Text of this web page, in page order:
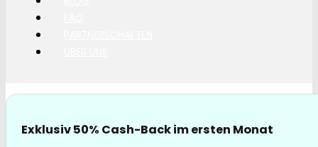
Exklusiv 50% Cash-Back im ersten Monat